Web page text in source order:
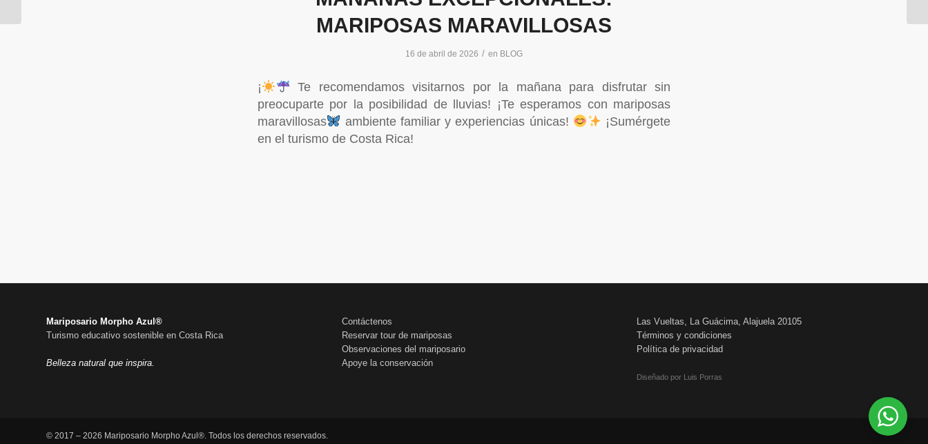
MARIPOSAS MARAVILLOSAS
16 de abril de 2026 / en BLOG
¡
Te recomendamos visitarnos por la mañana para disfrutar sin
preocuparte por la posibilidad de lluvias! ¡Te esperamos con mariposas
maravillosas
ambiente familiar y experiencias únicas!
¡Sumérgete
en el turismo de Costa Rica!
Mariposario Morpho Azul®
Turismo educativo sostenible en Costa Rica
Belleza natural que inspira.
Contáctenos
Reservar tour de mariposas
Observaciones del mariposario
Apoye la conservación
Las Vueltas, La Guácima, Alajuela 20105
Términos y condiciones
Política de privacidad
Diseñado por Luis Porras